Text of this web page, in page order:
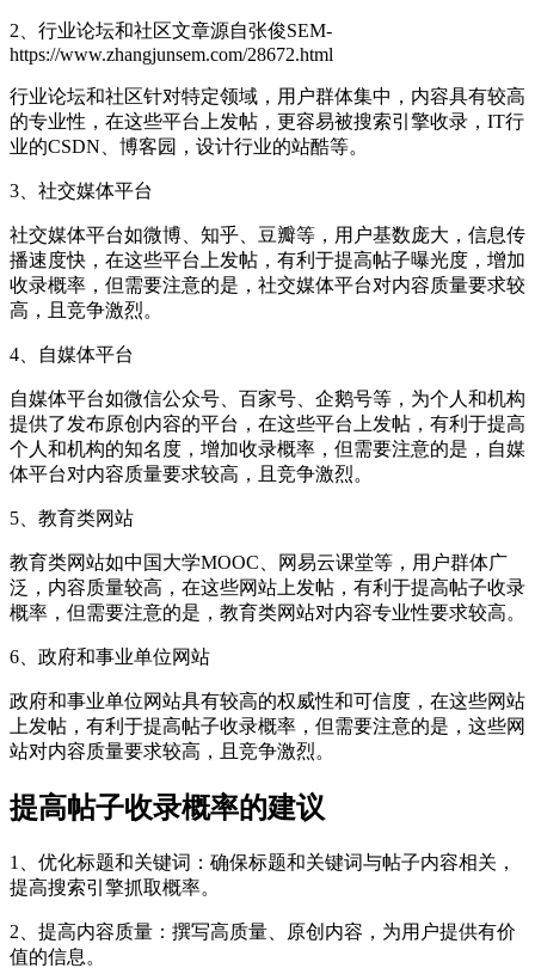
2、行业论坛和社区文章源自张俊SEM-
https://www.zhangjunsem.com/28672.html
行业论坛和社区针对特定领域，用户群体集中，内容具有较高
的专业性，在这些平台上发帖，更容易被搜索引擎收录，IT行
业的CSDN、博客园，设计行业的站酷等。
3、社交媒体平台
社交媒体平台如微博、知乎、豆瓣等，用户基数庞大，信息传
播速度快，在这些平台上发帖，有利于提高帖子曝光度，增加
收录概率，但需要注意的是，社交媒体平台对内容质量要求较
高，且竞争激烈。
4、自媒体平台
自媒体平台如微信公众号、百家号、企鹅号等，为个人和机构
提供了发布原创内容的平台，在这些平台上发帖，有利于提高
个人和机构的知名度，增加收录概率，但需要注意的是，自媒
体平台对内容质量要求较高，且竞争激烈。
5、教育类网站
教育类网站如中国大学MOOC、网易云课堂等，用户群体广
泛，内容质量较高，在这些网站上发帖，有利于提高帖子收录
概率，但需要注意的是，教育类网站对内容专业性要求较高。
6、政府和事业单位网站
政府和事业单位网站具有较高的权威性和可信度，在这些网站
上发帖，有利于提高帖子收录概率，但需要注意的是，这些网
站对内容质量要求较高，且竞争激烈。
提高帖子收录概率的建议
1、优化标题和关键词：确保标题和关键词与帖子内容相关，
提高搜索引擎抓取概率。
2、提高内容质量：撰写高质量、原创内容，为用户提供有价
值的信息。